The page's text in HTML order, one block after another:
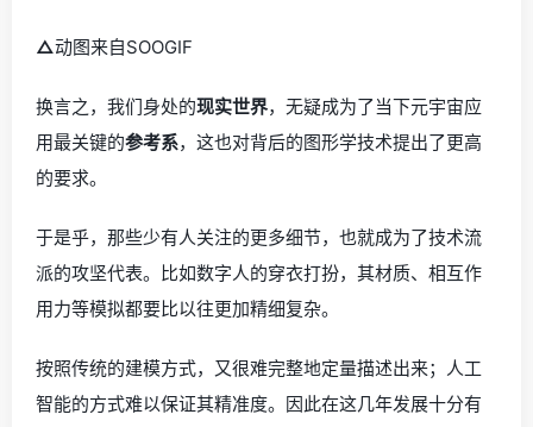
△动图来自SOOGIF
换言之，我们身处的现实世界，无疑成为了当下元宇宙应
用最关键的参考系，这也对背后的图形学技术提出了更高
的要求。
于是乎，那些少有人关注的更多细节，也就成为了技术流
派的攻坚代表。比如数字人的穿衣打扮，其材质、相互作
用力等模拟都要比以往更加精细复杂。
按照传统的建模方式，又很难完整地定量描述出来；人工
智能的方式难以保证其精准度。因此在这几年发展十分有